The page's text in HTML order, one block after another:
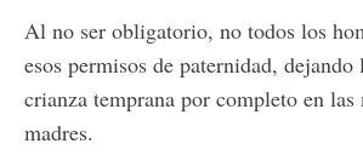
Al no ser obligatorio, no todos los
esos permisos de paternidad, dejando
crianza temprana por completo en las
madres.